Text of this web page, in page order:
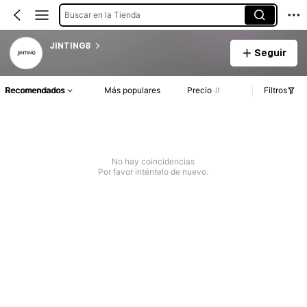
Buscar en la Tienda
JINTING8
Seguir
Recomendados Más populares Precio Filtros
No hay coincidencias
Por favor inténtelo de nuevo.